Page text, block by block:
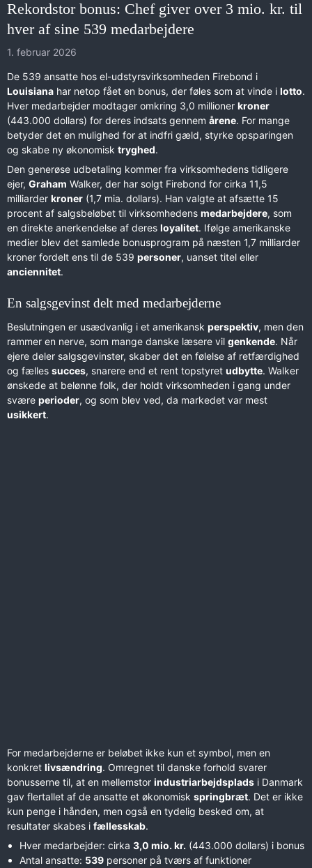
Rekordstor bonus: Chef giver over 3 mio. kr. til
hver af sine 539 medarbejdere
1. februar 2026
De 539 ansatte hos el-udstyrsvirksomheden Firebond i
Louisiana har netop fået en bonus, der føles som at vinde i lotto.
Hver medarbejder modtager omkring 3,0 millioner kroner
(443.000 dollars) for deres indsats gennem årene. For mange
betyder det en mulighed for at indfri gæld, styrke opsparingen
og skabe ny økonomisk tryghed.
Den generøse udbetaling kommer fra virksomhedens tidligere
ejer, Graham Walker, der har solgt Firebond for cirka 11,5
milliarder kroner (1,7 mia. dollars). Han valgte at afsætte 15
procent af salgsbeløbet til virksomhedens medarbejdere, som
en direkte anerkendelse af deres loyalitet. Ifølge amerikanske
medier blev det samlede bonusprogram på næsten 1,7 milliarder
kroner fordelt ens til de 539 personer, uanset titel eller
anciennitet.
En salgsgevinst delt med medarbejderne
Beslutningen er usædvanlig i et amerikansk perspektiv, men den
rammer en nerve, som mange danske læsere vil genkende. Når
ejere deler salgsgevinster, skaber det en følelse af retfærdighed
og fælles succes, snarere end et rent topstyret udbytte. Walker
ønskede at belønne folk, der holdt virksomheden i gang under
svære perioder, og som blev ved, da markedet var mest
usikkert.
For medarbejderne er beløbet ikke kun et symbol, men en
konkret livsændring. Omregnet til danske forhold svarer
bonusserne til, at en mellemstor industriarbejdsplads i Danmark
gav flertallet af de ansatte et økonomisk springbræt. Det er ikke
kun penge i hånden, men også en tydelig besked om, at
resultater skabes i fællesskab.
Hver medarbejder: cirka 3,0 mio. kr. (443.000 dollars) i bonus
Antal ansatte: 539personer på tværs af funktioner